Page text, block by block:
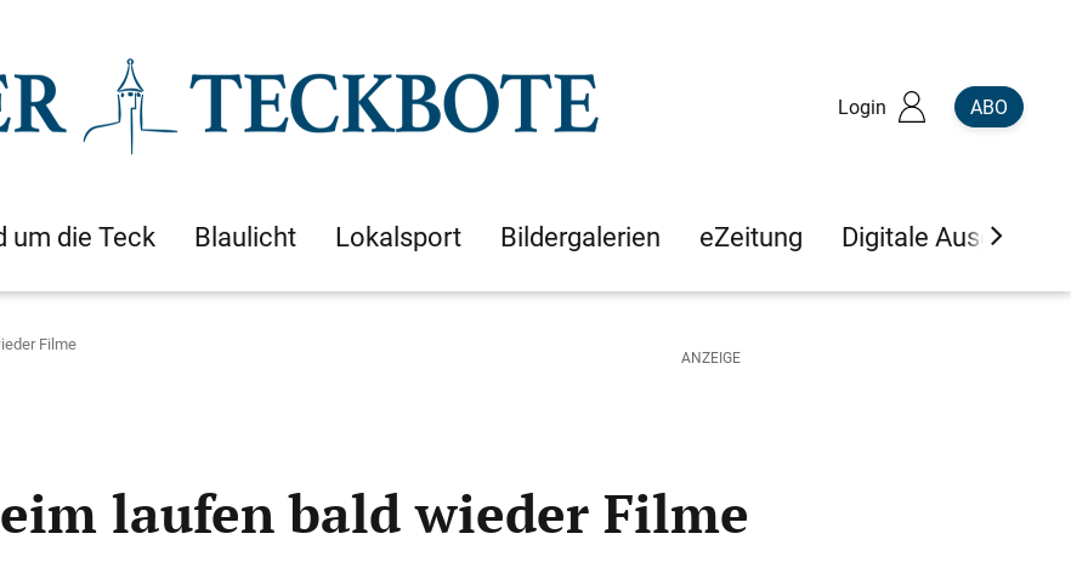
Login ABO
um die Teck Blaulicht Lokalsport Bildergalerien eZeitung Digitale Ausgaben
Filme
laufen bald wieder Filme